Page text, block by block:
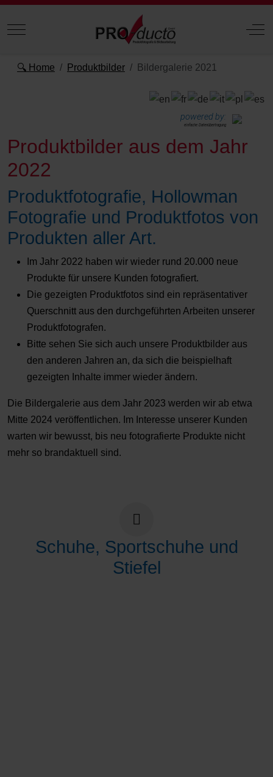
Mobile Menu Toggle Off-
🔍 Home Produktbilder Bildergalerie 2021
powered by:
einfache Datenübertragung
Produktbilder aus dem Jahr
2022
Produktfotografie, Hollowman
Fotografie und Produktfotos von
Produkten aller Art.
Im Jahr 2022 haben wir wieder rund 20.000 neue
Produkte für unsere Kunden fotografiert.
Die gezeigten Produktfotos sind ein repräsentativer
Querschnitt aus den durchgeführten Arbeiten unserer
Produktfotografen.
Bitte sehen Sie sich auch unsere Produktbilder aus
den anderen Jahren an, da sich die beispielhaft
gezeigten Inhalte immer wieder ändern.
Die Bildergalerie aus dem Jahr 2023 werden wir ab etwa
Mitte 2024 veröffentlichen. Im Interesse unserer Kunden
warten wir bewusst, bis neu fotografierte Produkte nicht
mehr so brandaktuell sind.
Schuhe, Sportschuhe und
Stiefel